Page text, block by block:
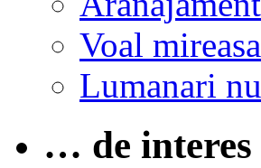
Voal mireasa
Lumanari
… de interes